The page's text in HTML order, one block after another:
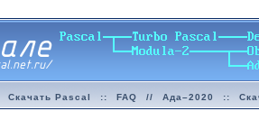
Скачать Pascal :: FAQ // Ада–2020 ::